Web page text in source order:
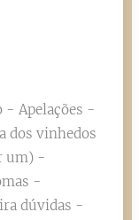
- Apelações -
dos vinhedos
um) -
-
dúvidas -